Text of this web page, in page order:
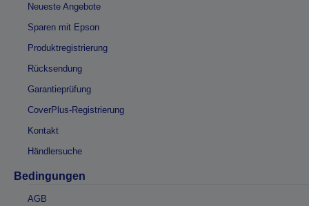
Neueste Angebote
Sparen mit Epson
Produktregistrierung
Rücksendung
Garantieprüfung
CoverPlus-Registrierung
Kontakt
Händlersuche
Bedingungen
AGB